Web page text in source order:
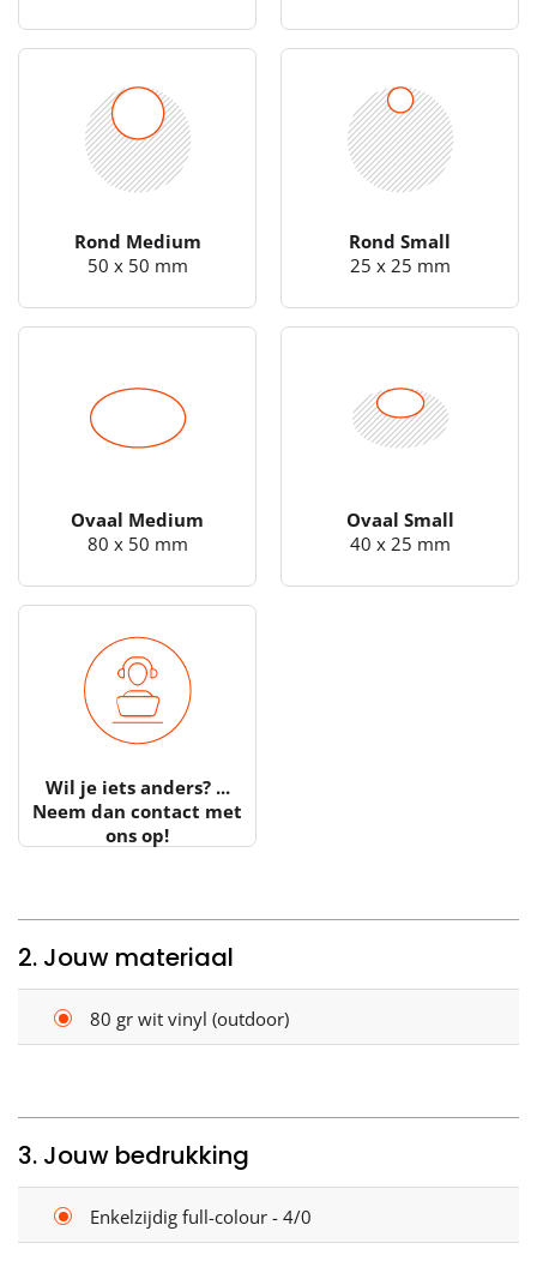
Rond Medium
50 x 50 mm
Rond Small
25 x 25 mm
Ovaal Medium
80 x 50 mm
Ovaal Small
40 x 25 mm
Wil je iets anders? ...
Neem dan contact met
ons op!
2. Jouw materiaal
80 gr wit vinyl (outdoor)
3. Jouw bedrukking
Enkelzijdig full-colour - 4/0